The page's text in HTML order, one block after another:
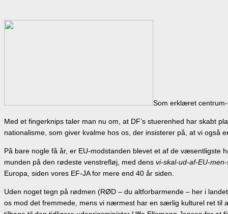
Som erklæret
Med et fingerknips taler man nu om, at DF’s stuerenhed har skabt
nationalisme, som giver kvalme hos os, der insisterer på, at vi også
På bare nogle få år, er EU-modstanden blevet et af de væsentligste
munden på den rødeste venstrefløj, med dens vi-skal-ud-af-EU-
Europa, siden vores EF-JA for mere end 40 år siden.
Uden noget tegn på rødmen (RØD – du altforbarmende – her i
os mod det fremmede, mens vi nærmest har en særlig kulturel ret til